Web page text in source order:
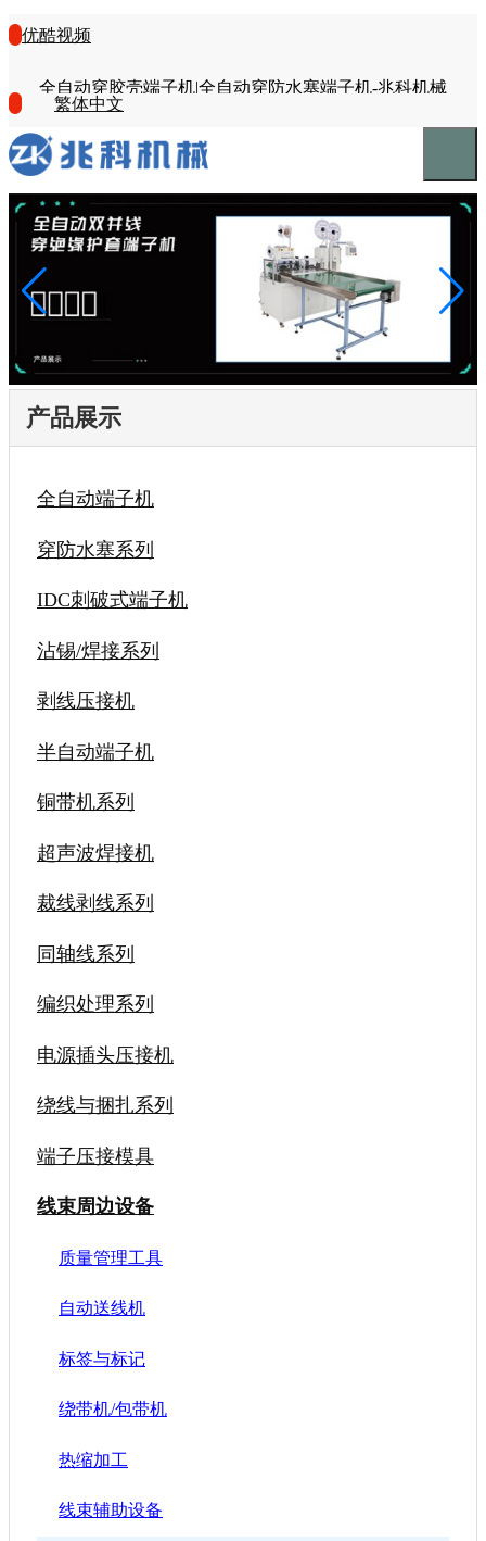
优酷视频
全自动穿胶壳端子机|全自动穿防水塞端子机-兆科机械
繁体中文
产品展示
全自动端子机
穿防水塞系列
IDC刺破式端子机
沾锡/焊接系列
剥线压接机
半自动端子机
铜带机系列
超声波焊接机
裁线剥线系列
同轴线系列
编织处理系列
电源插头压接机
绕线与捆扎系列
端子压接模具
线束周边设备
质量管理工具
自动送线机
标签与标记
绕带机/包带机
热缩加工
线束辅助设备